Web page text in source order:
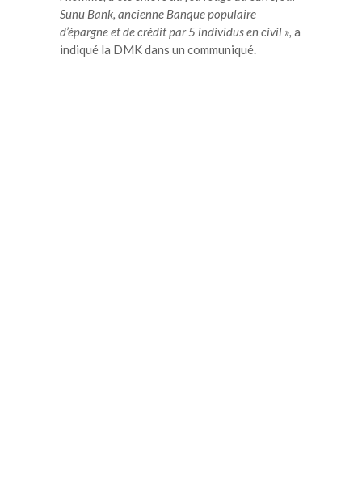
Sunu Bank, ancienne Banque populaire
d’épargne et de crédit par 5 individus en civil », a
indiqué la DMK dans un communiqué.